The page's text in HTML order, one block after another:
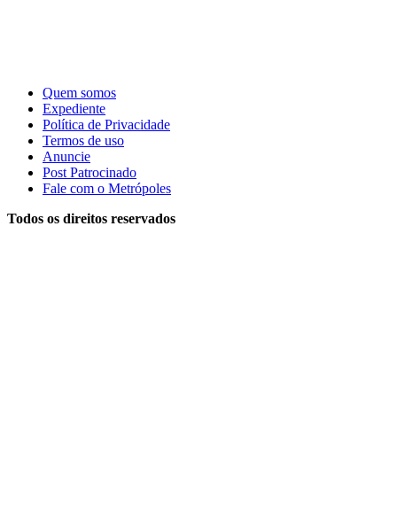
Quem somos
Expediente
Política de Privacidade
Termos de uso
Anuncie
Post Patrocinado
Fale com o Metrópoles
Todos os direitos reservados